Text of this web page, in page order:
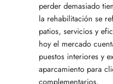
perder demasiado
la rehabilitación se
patios, servicios y
hoy el mercado
puestos interiores y
aparcamiento para